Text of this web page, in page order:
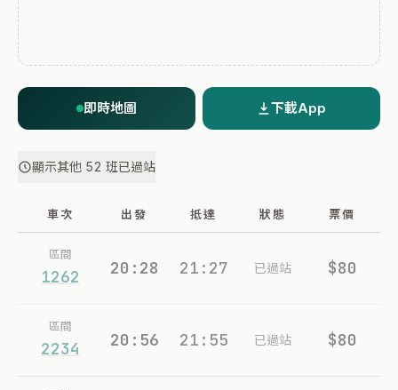
即時地圖 下載App
顯示其他 52 班已過站
車次 出發 抵達 狀態 票價
區間
1262 20:28 21:27 已過站 $80
區間
2234 20:56 21:55 已過站 $80